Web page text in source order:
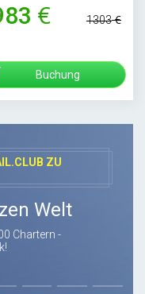
1303
Buchung
ZU
Welt
Chartern -